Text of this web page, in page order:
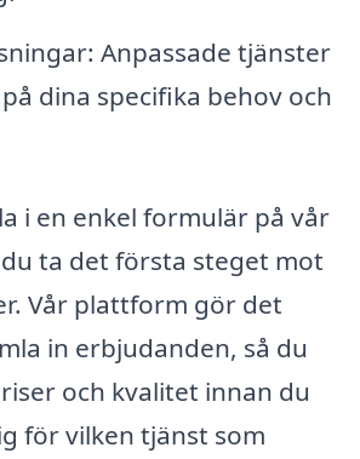
Anpassade tjänster
dina specifika behov och
i en enkel formulär på vår
ta det första steget mot
Vår plattform gör det
in erbjudanden, så du
och kvalitet innan du
för vilken tjänst som